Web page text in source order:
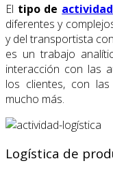
El tipo de actividad
diferentes y
y del transportista
es un trabajo
interacción con las
los clientes, con
mucho más.
Logística de